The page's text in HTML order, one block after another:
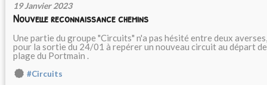
19 Janvier 2023
Nouvelle reconnaissance chemins
Une partie du groupe "Circuits" n'a pas hésité entre deux averses,
pour la sortie du 24/01 à repérer un nouveau circuit au départ
plage du Portmain .
#Circuits